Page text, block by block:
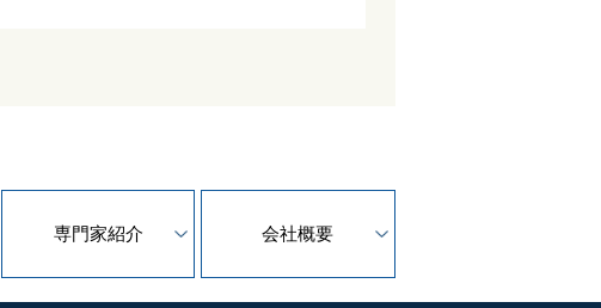
専門家紹介 会社概要